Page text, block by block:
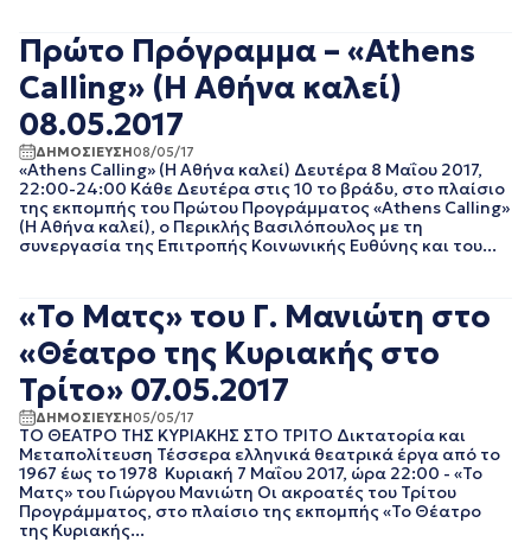
ΜΑΡΤΙΟΣ 2017
ΦΕΒΡΟΥΑΡΙΟΣ 2017
ΙΑΝΟΥΑΡΙΟΣ 2017
ΟΚΤΩΒΡΙΟΣ 2016
ΣΕΠΤΕΜΒΡΙΟΣ 2016
ΑΥΓΟΥΣΤΟΣ 2016
ΙΟΥΛΙΟΣ 2016
Πρώτο Πρόγραμμα – «Athens
Calling» (Η Αθήνα καλεί)
08.05.2017
ΔΗΜΟΣΙΕΥΣΗ08/05/17
«Athens Calling» (Η Αθήνα καλεί) Δευτέρα 8 Μαΐου 2017,
22:00-24:00 Κάθε Δευτέρα στις 10 το βράδυ, στο πλαίσιο
της εκπομπής του Πρώτου Προγράμματος «Athens Calling»
(Η Αθήνα καλεί), ο Περικλής Βασιλόπουλος με τη
συνεργασία της Επιτροπής Κοινωνικής Ευθύνης και του...
«Το Ματς» του Γ. Μανιώτη στο
«Θέατρο της Κυριακής στο
Τρίτο» 07.05.2017
ΔΗΜΟΣΙΕΥΣΗ05/05/17
ΤΟ ΘΕΑΤΡΟ ΤΗΣ ΚΥΡΙΑΚΗΣ ΣΤΟ ΤΡΙΤΟ Δικτατορία και
Μεταπολίτευση Τέσσερα ελληνικά θεατρικά έργα από το
1967 έως το 1978 Κυριακή 7 Μαΐου 2017, ώρα 22:00 - «Το
Ματς» του Γιώργου Μανιώτη Οι ακροατές του Τρίτου
Προγράμματος, στο πλαίσιο της εκπομπής «Το Θέατρο
της Κυριακής...